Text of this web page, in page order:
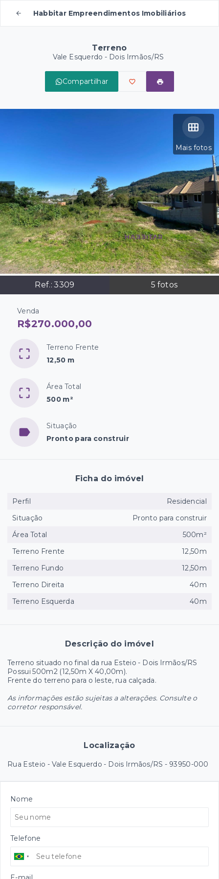
Habbitar Empreendimentos Imobiliários
Terreno
Vale Esquerdo - Dois Irmãos/RS
Compartilhar
Mais fotos
Ref.:3309 5 fotos
Venda
R$270.000,00
Terreno Frente
12,50 m
Área Total
500 m²
Situação
Pronto para construir
Descrição do imóvel
Terreno situado no final da rua Esteio - Dois Irmãos/RS
Possui 500m2 (12,50m X 40,00m).
Frente do terreno para o leste, rua calçada.
As informações estão sujeitas a alterações. Consulte o
corretor responsável.
Localização
Rua Esteio - Vale Esquerdo - Dois Irmãos/RS - 93950-000
Ficha do imóvel
Perfil
Residencial
Situação
Pronto para construir
Área Total
500m²
Terreno Frente
12,50m
Terreno Fundo
12,50m
Terreno Direita
40m
Terreno Esquerda
40m
Nome
Telefone